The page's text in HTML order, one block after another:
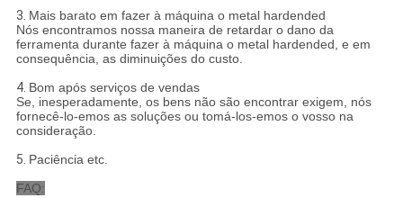
3. Mais barato em fazer à máquina o metal hardended
Nós encontramos nossa maneira de retardar o dano da
ferramenta durante fazer à máquina o metal hardended, e em
consequência, as diminuições do custo.
4. Bom após serviços de vendas
Se, inesperadamente, os bens não são encontrar exigem, nós
fornecê-lo-emos as soluções ou tomá-los-emos o vosso na
consideração.
5. Paciência etc.
FAQ: